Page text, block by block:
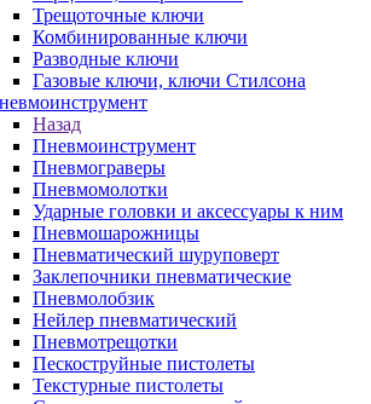
Трещоточные ключи
Комбинированные ключи
Разводные ключи
Газовые ключи, ключи Стилсона
Назад
Пневмоинструмент
Пневмограверы
Пневмомолотки
Ударные головки и аксессуары к ним
Пневмошарожницы
Пневматический шуруповерт
Заклепочники пневматические
Пневмолобзик
Нейлер пневматический
Пневмотрещотки
Пескоструйные пистолеты
Текстурные пистолеты